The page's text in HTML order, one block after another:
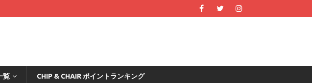
覧 CHIP & CHAIR ポイントランキング